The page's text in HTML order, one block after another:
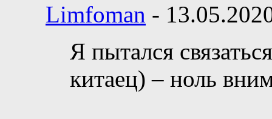
Limfoman -
Я пытался
китаец) – ноль